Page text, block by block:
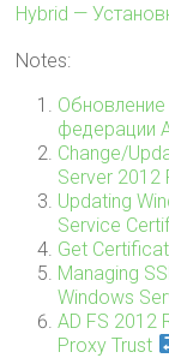
Hybrid —
Notes:
федерации
Change/
Server 2012
Updating
Service
Get
Managing
Windows
AD FS 2012
Proxy Trust